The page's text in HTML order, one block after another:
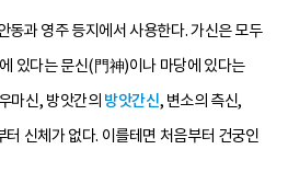
동과 영주 등지에서 사용한다. 가신은 모두
있다는 문신(門神)이나 마당에 있다는
마신, 방앗간의 방앗간신, 변소의 측신,
신체가 없다. 이를테면 처음부터 건궁인